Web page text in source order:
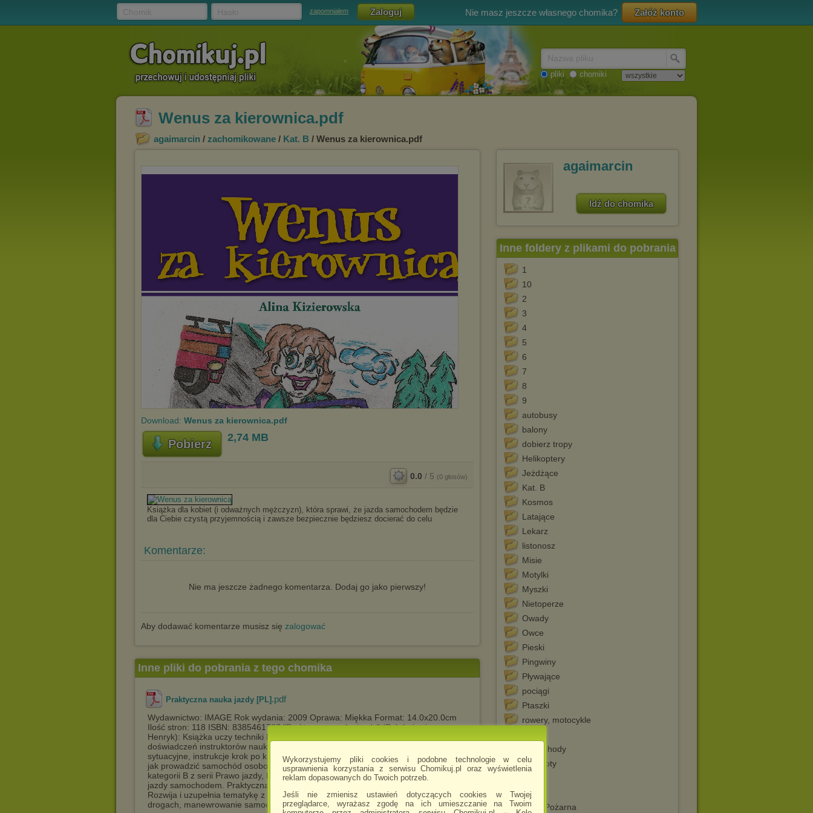
Wykorzystujemy pliki cookies i podobne technologie w celu
usprawnienia korzystania z serwisu Chomikuj.pl oraz wyświetlenia
reklam dopasowanych do Twoich potrzeb.
Jeśli nie zmienisz ustawień dotyczących cookies w Twojej
przeglądarce, wyrażasz zgodę na ich umieszczanie na Twoim
zapomniałem Nie masz jeszcze własnego chomika? Załóż konto
pliki chomiki
Wenus za kierownica.pdf
agaimarcin / zachomikowane / Kat. B / Wenus za kierownica.pdf
Download: Wenus za kierownica.pdf
Pobierz 2,74 MB
0.0 / 5 (0 głosów)
Książka dla kobiet (i odważnych mężczyzn), która sprawi, że jazda samochodem będzie
dla Ciebie czystą przyjemnością i zawsze bezpiecznie będziesz docierać do celu
Komentarze:
Nie ma jeszcze żadnego komentarza. Dodaj go jako pierwszy!
Aby dodawać komentarze musisz się zalogować
agaimarcin
Idź do chomika
Inne foldery z plikami do pobrania
1
10
2
3
4
5
6
7
8
9
autobusy
balony
dobierz tropy
Helikoptery
Jeżdżące
Kat. B
Kosmos
Latające
Lekarz
listonosz
Misie
Motylki
Myszki
Nietoperze
Owady
Owce
Pieski
Pingwiny
Pływające
pociągi
Ptaszki
rowery, motocykle
samochody
samoloty
smoki
Straż Pożarna
Inne pliki do pobrania z tego chomika
Praktyczna nauka jazdy [PL] .pdf
Wydawnictwo: IMAGE Rok wydania: 2009 Oprawa: Miękka Format: 14.0x20.0cm
Ilość stron: 118 ISBN: 8385461787 "Praktyczna nauka jazdy" (Próchniewicz
Henryk): Książka uczy techniki kierowania pojazdem. Jest owocem wieloletnich
doświadczeń instruktorów nauki jazdy. Przejrzyste ilustracje i schematy, szkice
sytuacyjne, instrukcje krok po kroku - wszystko to składa się na praktyczne porady,
jak prowadzić samochód osobowy. Książka nie zastąpi Podręcznika kierowcy
kategorii B z serii Prawo jazdy, który uczy zasad ruchu drogowego i bezpiecznej
jazdy samochodem. Praktyczna nauka jazdy jest jego dobrym uzupełnieniem.
Rozwija i uzupełnia tematykę z zakresu: porządek i bezpieczeństwo ruchu na
drogach, manewrowanie samochodem, jazda w trudnych warunkach.